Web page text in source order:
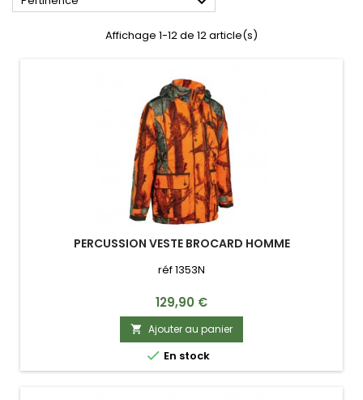
Affichage 1-12 de 12 article(s)
PERCUSSION VESTE BROCARD HOMME
réf 1353N
Prix
129,90 €
 Ajouter au panier
 En stock